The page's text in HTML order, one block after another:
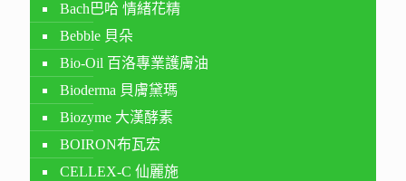
Bach巴哈 情緒花精
Bebble 貝朵
Bio-Oil 百洛專業護膚油
Bioderma 貝膚黛瑪
Biozyme 大漢酵素
BOIRON布瓦宏
CELLEX-C 仙麗施